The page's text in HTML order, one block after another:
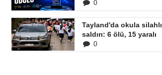
0
Tayland'da okula silahlı
saldırı: 6 ölü, 15 yaralı
0